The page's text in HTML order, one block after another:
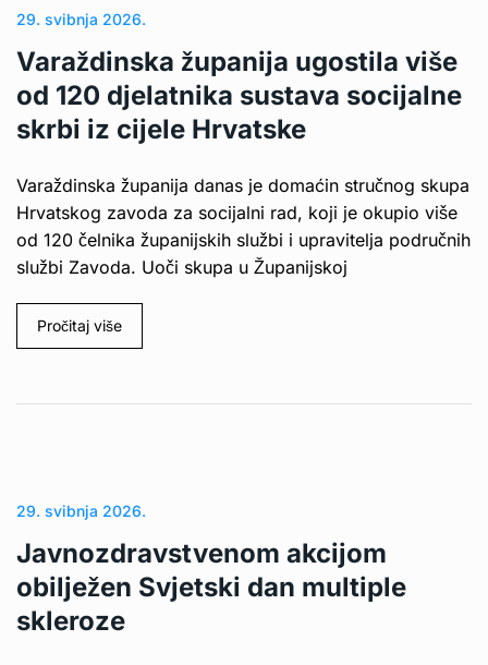
29. svibnja 2026.
Varaždinska županija ugostila više
od 120 djelatnika sustava socijalne
skrbi iz cijele Hrvatske
Varaždinska županija danas je domaćin stručnog skupa
Hrvatskog zavoda za socijalni rad, koji je okupio više
od 120 čelnika županijskih službi i upravitelja područnih
službi Zavoda. Uoči skupa u Županijskoj
Pročitaj više
29. svibnja 2026.
Javnozdravstvenom akcijom
obilježen Svjetski dan multiple
skleroze